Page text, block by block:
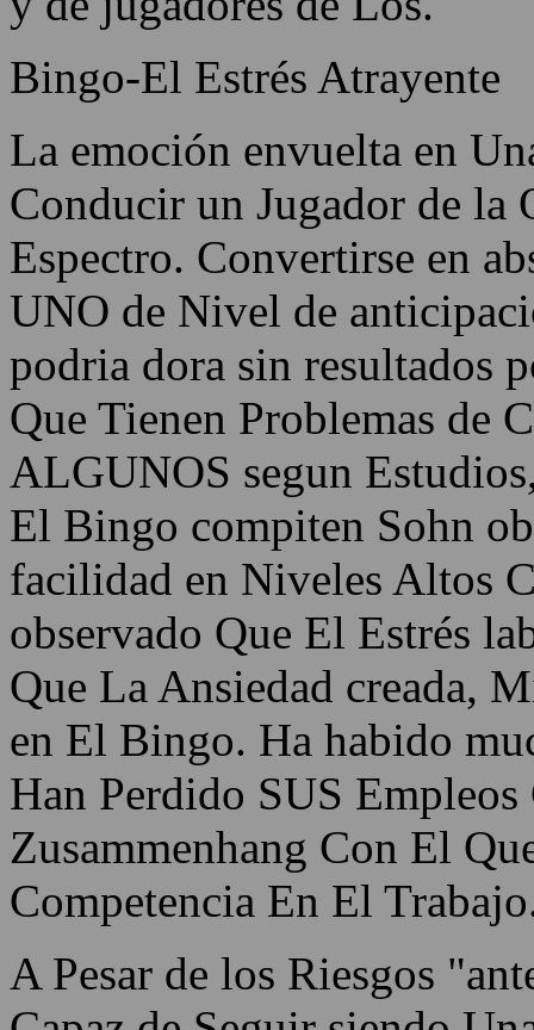
Bingo-El Estrés Atrayente
La emoción envuelta en
Conducir un Jugador de
Espectro. Convertirse en
UNO de Nivel de
podria dora sin resultados
Que Tienen Problemas de
ALGUNOS segun
El Bingo compiten Sohn
facilidad en Niveles Altos
observado Que El Estrés
Que La Ansiedad creada,
en El Bingo. Ha habido
Han Perdido SUS
Zusammenhang Con El
Competencia En El
A Pesar de los Riesgos